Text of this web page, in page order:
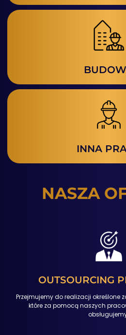
INNA
NASZA
OUTSOURCING
Przejmujemy do realizacji określone
które za pomocą naszych